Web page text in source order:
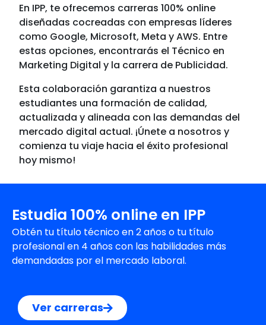
En IPP, te ofrecemos carreras 100% online
diseñadas cocreadas con empresas líderes
como Google, Microsoft, Meta y AWS. Entre
estas opciones, encontrarás el Técnico en
Marketing Digital y la carrera de Publicidad.
Esta colaboración garantiza a nuestros
estudiantes una formación de calidad,
actualizada y alineada con las demandas del
mercado digital actual. ¡Únete a nosotros y
comienza tu viaje hacia el éxito profesional
hoy mismo!
Estudia 100% online en IPP
Obtén tu título técnico en 2 años o tu título
profesional en 4 años con las habilidades más
demandadas por el mercado laboral.
Ver carreras